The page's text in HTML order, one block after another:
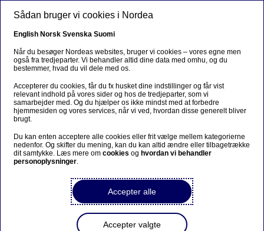
Gå til hovedindhold
Ursäkta...
Den här sidan finns tyvärr inte på svenska.
Stanna kvar på sidan
svenska
Sådan bruger vi cookies i Nordea
English Norsk Svenska Suomi
Når du besøger Nordeas websites, bruger vi cookies – vores egne men
også fra tredjeparter. Vi behandler altid dine data med omhu, og du
bestemmer, hvad du vil dele med os.
Accepterer du cookies, får du fx husket dine indstillinger og får vist
relevant indhold på vores sider og hos de tredjeparter, som vi
samarbejder med. Og du hjælper os ikke mindst med at forbedre
hjemmesiden og vores services, når vi ved, hvordan disse generelt bliver
brugt.
Du kan enten acceptere alle cookies eller frit vælge mellem kategorierne
nedenfor. Og skifter du mening, kan du kan altid ændre eller tilbagetrække
dit samtykke. Læs mere omcookies og hvordan vi behandler
personoplysninger.
Accepter alle
Accepter valgte